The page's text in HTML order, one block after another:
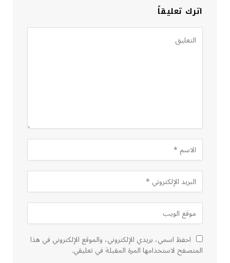
اترك تعليقاً
احفظ اسمي، بريدي الإلكتروني، والموقع الإلكتروني في هذا
المتصفح لاستخدامها المرة المقبلة في تعليقي.